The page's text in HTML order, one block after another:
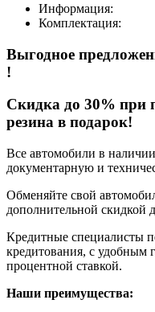
Информация:
Комплектация:
Выгодное
!
Cкидка до 30% при
резина в подарок!
Все автомобили в
документарную и
Обменяйте свой
дополнительной скидкой
Кредитные специалисты
кредитования, с удобным
процентной ставкой.
Наши преимущества: